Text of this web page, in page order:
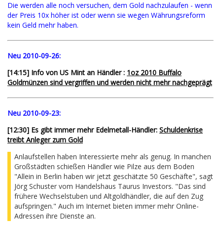
Die werden alle noch versuchen, dem Gold nachzulaufen - wenn
der Preis 10x höher ist oder wenn sie wegen Währungsreform
kein Geld mehr haben.
Neu 2010-09-26:
[14:15] Info von US Mint an Händler : 1oz 2010 Buffalo
Goldmünzen sind vergriffen und werden nicht mehr nachgeprägt
Neu 2010-09-23:
[12:30] Es gibt immer mehr Edelmetall-Händler: Schuldenkrise
treibt Anleger zum Gold
Anlaufstellen haben Interessierte mehr als genug. In manchen
Großstädten schießen Händler wie Pilze aus dem Boden
"Allein in Berlin haben wir jetzt geschätzte 50 Geschäfte", sagt
Jörg Schuster vom Handelshaus Taurus Investors. "Das sind
frühere Wechselstuben und Altgoldhändler, die auf den Zug
aufspringen." Auch im Internet bieten immer mehr Online-
Adressen ihre Dienste an.